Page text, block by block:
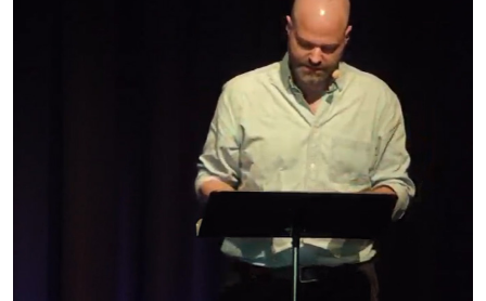
Osservatori di ricerca
Progetti Nazionali
Progetti Internazionali
Storie di Resistenza, ottant’anni dopo